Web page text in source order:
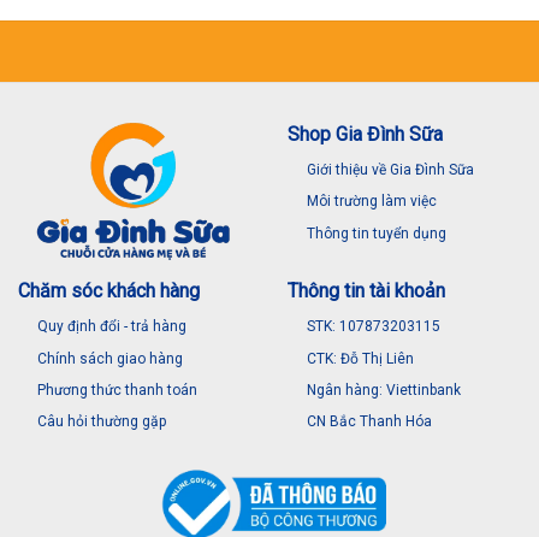
Shop Gia Đình Sữa
Giới thiệu về Gia Đình Sữa
Môi trường làm việc
Thông tin tuyển dụng
Chăm sóc khách hàng
Quy định đổi - trả hàng
Chính sách giao hàng
Phương thức thanh toán
Câu hỏi thường gặp
Thông tin tài khoản
STK: 107873203115
CTK: Đỗ Thị Liên
Ngân hàng: Viettinbank
CN Bắc Thanh Hóa